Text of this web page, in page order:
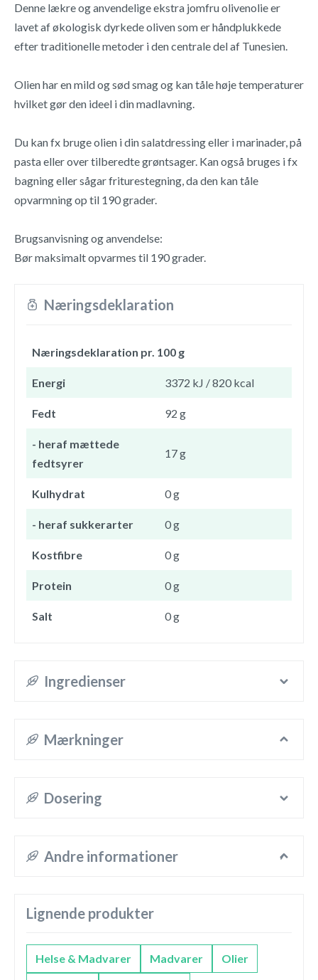
Denne lækre og anvendelige ekstra jomfru olivenolie er
lavet af økologisk dyrkede oliven som er håndplukkede
efter traditionelle metoder i den centrale del af Tunesien.
Olien har en mild og sød smag og kan tåle høje temperaturer
hvilket gør den ideel i din madlavning.
Du kan fx bruge olien i din salatdressing eller i marinader, på
pasta eller over tilberedte grøntsager. Kan også bruges i fx
bagning eller sågar friturestegning, da den kan tåle
opvarmning op til 190 grader.
Brugsanvisning og anvendelse:
Bør maksimalt opvarmes til 190 grader.
Næringsdeklaration
Næringsdeklaration pr. 100 g
Energi 3372 kJ / 820 kcal
Fedt 92 g
- heraf mættede
fedtsyrer
17 g
Kulhydrat 0 g
- heraf sukkerarter 0 g
Kostfibre 0 g
Protein 0 g
Salt 0 g
Ingredienser
Mærkninger
Dosering
Andre informationer
Lignende produkter
Helse & Madvarer Madvarer Olier